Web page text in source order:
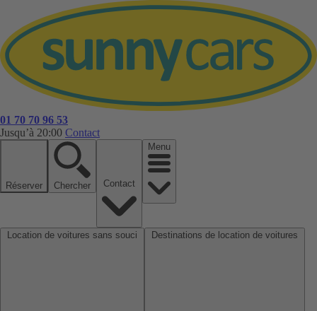
01 70 70 96 53
Jusqu’à 20:00 Contact
Réserver Chercher
Menu